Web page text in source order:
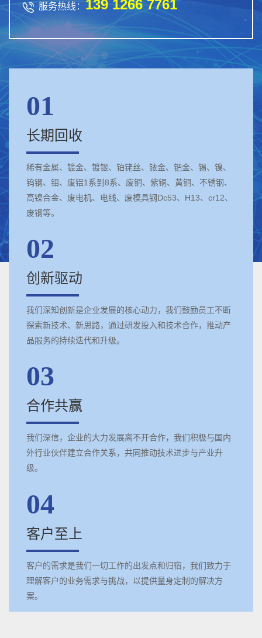
 服务热线： 139 1266 7761
01
长期回收
稀有金属、镀金、镀银、铂铑丝、铱金、钯金、锡、镍、
钨钢、钼、废铝1系到8系、废铜、紫铜、黄铜、不锈钢、
高镍合金、废电机、电线、废模具钢Dc53、H13、cr12、
废钢等。
02
创新驱动
我们深知创新是企业发展的核心动力，我们鼓励员工不断
探索新技术、新思路，通过研发投入和技术合作，推动产
品服务的持续迭代和升级。
03
合作共赢
我们深信，企业的大力发展离不开合作，我们积极与国内
外行业伙伴建立合作关系，共同推动技术进步与产业升
级。
04
客户至上
客户的需求是我们一切工作的出发点和归宿，我们致力于
理解客户的业务需求与挑战，以提供量身定制的解决方
案。